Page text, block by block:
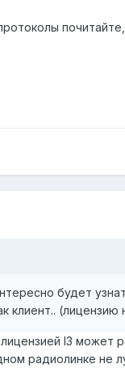
будет
(лицензию
l3 может
радиолинке не